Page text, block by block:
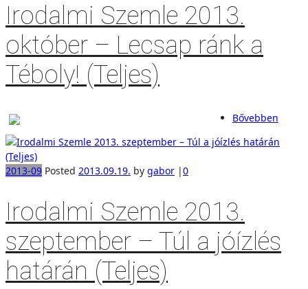
Irodalmi Szemle 2013.
október – Lecsap ránk a
Téboly! (Teljes)
Bővebben
2013-09 Posted 2013.09.19. by gabor |0
Irodalmi Szemle 2013.
szeptember – Túl a jóízlés
határán (Teljes)